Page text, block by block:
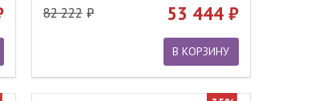
82 222 53 444
В КОРЗИНУ